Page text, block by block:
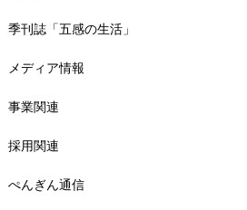
季刊誌「五感の生活」
メディア情報
事業関連
採用関連
ぺんぎん通信